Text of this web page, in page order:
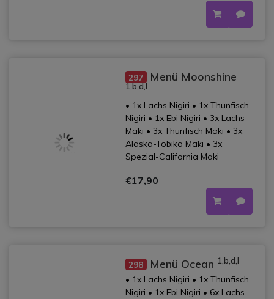
297 Menü Moonshine
1,b,d,l
• 1x Lachs Nigiri • 1x Thunfisch
Nigiri • 1x Ebi Nigiri • 3x Lachs
Maki • 3x Thunfisch Maki • 3x
Alaska-Tobiko Maki • 3x
Spezial-California Maki
€17,90
298 Menü Ocean 1,b,d,l
• 1x Lachs Nigiri • 1x Thunfisch
Nigiri • 1x Ebi Nigiri • 6x Lachs